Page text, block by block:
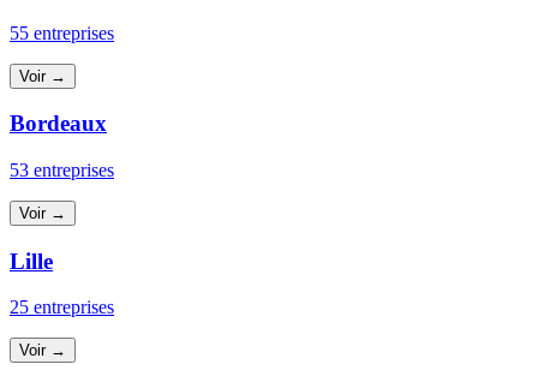
55 entreprises
Voir →
Bordeaux
53 entreprises
Voir →
Lille
25 entreprises
Voir →